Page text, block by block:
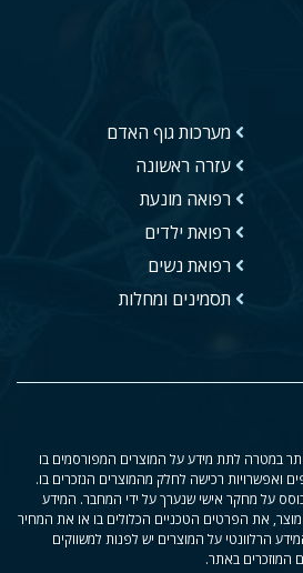
מערכות גוף האדם
עזרה ראשונה
רפואה מונעת
רפואת ילדים
רפואת נשים
תסמינים ומחלות
במטרה לתת מידע על המוצרים המפורסמים בו
ואפשרויות רכישה לחלק מהמוצרים הנזכרים בו.
על מחקר אישי שנערך על ידי המחבר. המידע
את הפרטים הטכניים הכלולים בו או את המחיר
הרלוונטי על המוצרים יש לפנות למשווקים
המוזכרים באתר.